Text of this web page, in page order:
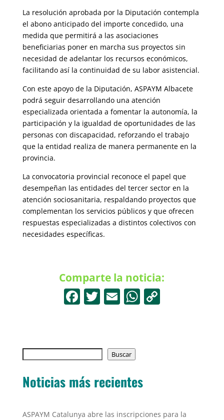
La resolución aprobada por la Diputación contempla
el abono anticipado del importe concedido, una
medida que permitirá a las asociaciones
beneficiarias poner en marcha sus proyectos sin
necesidad de adelantar los recursos económicos,
facilitando así la continuidad de su labor asistencial.
Con este apoyo de la Diputación, ASPAYM Albacete
podrá seguir desarrollando una atención
especializada orientada a fomentar la autonomía, la
participación y la igualdad de oportunidades de las
personas con discapacidad, reforzando el trabajo
que la entidad realiza de manera permanente en la
provincia.
La convocatoria provincial reconoce el papel que
desempeñan las entidades del tercer sector en la
atención sociosanitaria, respaldando proyectos que
complementan los servicios públicos y que ofrecen
respuestas especializadas a distintos colectivos con
necesidades específicas.
Comparte la noticia:
F
e
b
o
o
k
T
er
E
l
W
p
p
Buscar
Noticias más recientes
ASPAYM Catalunya abre las inscripciones para la